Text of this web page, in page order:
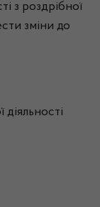
з роздрібної
зміни до